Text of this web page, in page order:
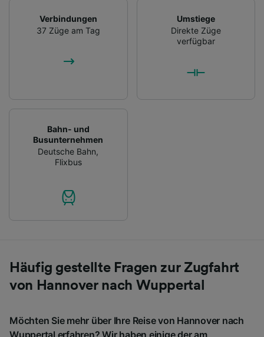
Verbindungen
37 Züge am Tag
Umstiege
Direkte Züge
verfügbar
Bahn- und
Busunternehmen
Deutsche Bahn,
Flixbus
Häufig gestellte Fragen zur Zugfahrt
von Hannover nach Wuppertal
Möchten Sie mehr über Ihre Reise von Hannover nach
Wuppertal erfahren? Wir haben einige der am